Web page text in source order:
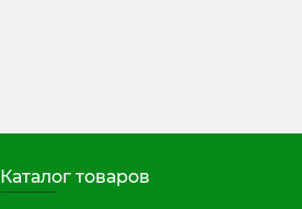
Каталог товаров